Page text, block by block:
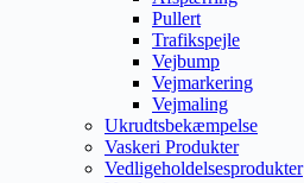
Pullert
Trafikspejle
Vejbump
Vejmarkering
Vejmaling
Ukrudtsbekæmpelse
Vaskeri Produkter
Vedligeholdelsesprodukter